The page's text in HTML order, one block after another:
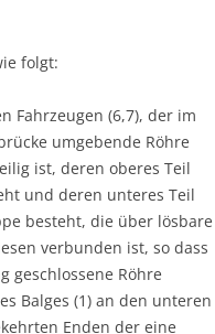
folgt:
Fahrzeugen (6,7), der im
umgebende Röhre
ist, deren oberes Teil
und deren unteres Teil
besteht, die über lösbare
verbunden ist, so dass
geschlossene Röhre
Balges (1) an den unteren
Enden der eine